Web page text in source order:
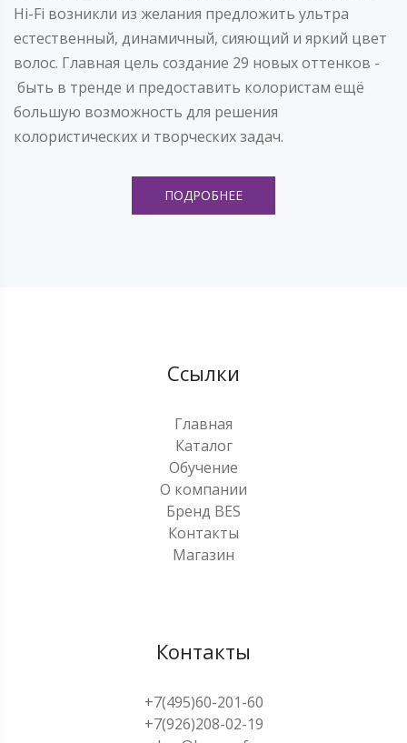
Hi-Fi возникли из желания предложить ультра
естественный, динамичный, сияющий и яркий цвет
волос. Главная цель создание 29 новых оттенков -
быть в тренде и предоставить колористам ещё
большую возможность для решения
колористических и творческих задач.
ПОДРОБНЕЕ
Ссылки
Главная
Каталог
Обучение
О компании
Бренд BES
Контакты
Магазин
Контакты
+7(495)60-201-60
+7(926)208-02-19